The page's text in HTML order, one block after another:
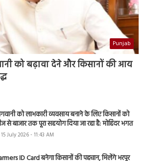
Punjab
को बढ़ावा देने और किसानों की आय
को लाभकारी व्यवसाय बनाने के लिए किसानों को
से बाजार तक पूरा सहयोग दिया जा रहा है: मोहिंदर भगत
15 July 2026 - 11:43 AM
ID Card बनेगा किसानों की पहचान, मिलेंगे भरपूर